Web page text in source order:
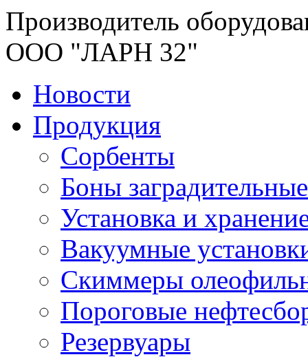
Производитель
ООО "ЛАРН 32"
Новости
Продукция
Сорбенты
Боны заградительные
Установка и
Вакуумные
Скиммеры
Пороговые
Резервуары